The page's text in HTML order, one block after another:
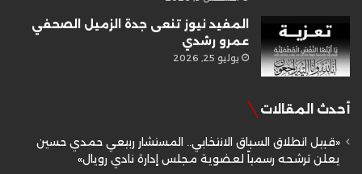
المفيد نيوز تنعى جدة الزميل الصحفي
عمرو رشدي
يوليو 25, 2026
أحدث المقالات
«قبيل انطلاق السباق الانتخابي.. المستشار ربيعي حمدي حسين
يعلن ترشحه رسمياً لعضوية مجلس إدارة نادي رويال»